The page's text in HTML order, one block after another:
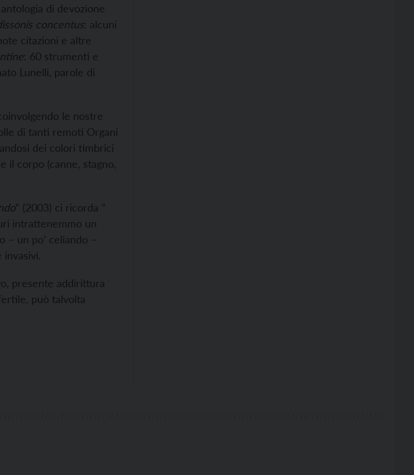
di devozione
concentus: alcuni
citazioni e altre
: 60 strumenti e
Lunelli, parole di
le nostre
di tanti remoti Organi
dei colori timbrici
il corpo (canne, stagno,
” (2003) ci ricorda “
intrattenemmo un
– un po’ celiando –
presente addirittura
può talvolta